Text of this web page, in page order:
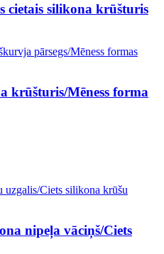
cietais silikona krūšturis
krūšturis/Mēness forma
nipeļa vāciņš/Ciets